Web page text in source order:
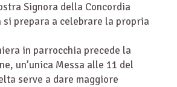
Signora della Concordia
si prepara a celebrare la propria
in parrocchia precede la
un’unica Messa alle 11 del
serve a dare maggiore